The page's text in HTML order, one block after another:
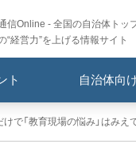
信Online - 全国の自治体トップ
“経営力”を上げる情報サイト
ト 自治体向
で「教育現場の悩み」はみえ